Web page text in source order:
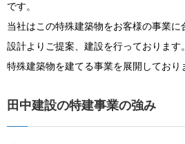
です。
当社はこの特殊建築物をお客様の事業に
設計よりご提案、建設を行っておりま
特殊建築物を建てる事業を展開しており
田中建設の特建事業の強み